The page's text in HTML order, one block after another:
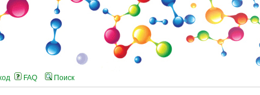
FAQ Поиск